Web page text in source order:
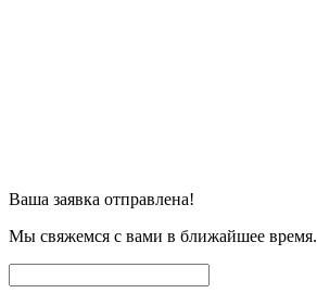
Ваша заявка отправлена!
Мы свяжемся с вами в ближайшее время.